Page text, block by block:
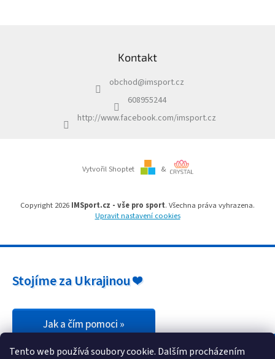
Tento web používá soubory cookie. Dalším procházením
c
í
r
v
y
Kontakt
obchod@imsport.cz
608955244
http://www.facebook.com/imsport.cz
Vytvořil Shoptet &
Copyright 2026 IMSport.cz - vše pro sport. Všechna práva vyhrazena.
Upravit nastavení cookies
Stojíme za Ukrajinou ❤️
Jak a čím pomoci »